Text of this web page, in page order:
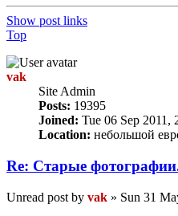
Show post links
Top
vak
Site Admin
Posts: 19395
Joined: Tue 06 Sep 2011,
Location: небольшой
Re: Старые
Unread post by vak » Sun 31